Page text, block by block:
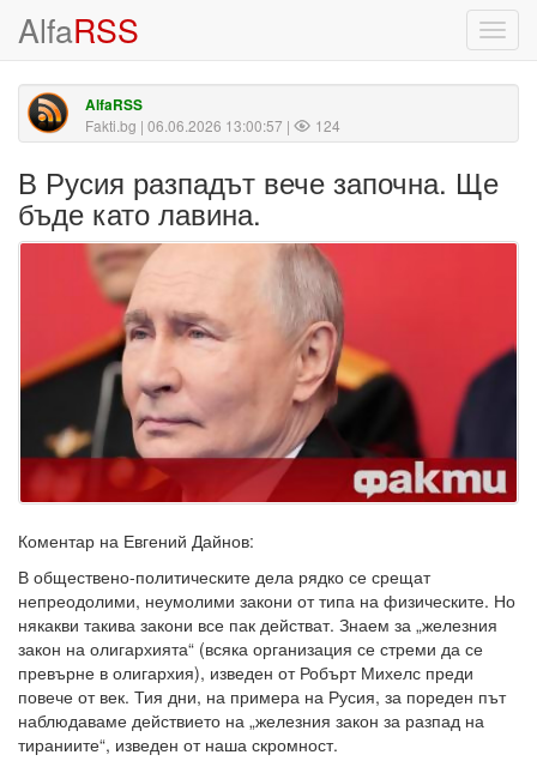
AlfaRSS
AlfaRSS
Fakti.bg | 06.06.2026 13:00:57 | 124
В Русия разпадът вече започна. Ще
бъде като лавина.
Коментар на Евгений Дайнов:
В обществено-политическите дела рядко се срещат
непреодолими, неумолими закони от типа на физическите. Но
някакви такива закони все пак действат. Знаем за „железния
закон на олигархията“ (всяка организация се стреми да се
превърне в олигархия), изведен от Робърт Михелс преди
повече от век. Тия дни, на примера на Русия, за пореден път
наблюдаваме действието на „железния закон за разпад на
тираниите“, изведен от наша скромност.